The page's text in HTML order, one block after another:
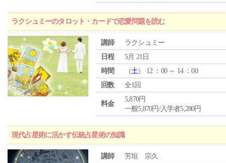
ラクシュミーのタロット・カードで恋愛問題を読む
講師
ラクシュミー
日程
5月 21日
時間
（土） 12 ：00 ～ 14 ：00
回数
全1回
料金
5,870円
一般5,870円/入学者5,280円
現代占星術に活かす伝統占星術の知識
講師
芳垣 宗久